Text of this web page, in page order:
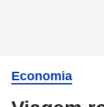
Economia